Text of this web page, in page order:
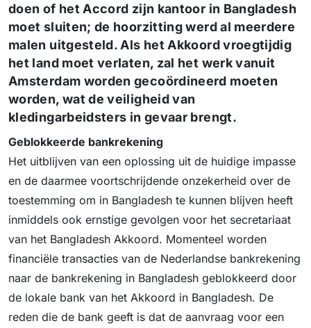
doen of het Accord zijn kantoor in Bangladesh
moet sluiten; de hoorzitting werd al meerdere
malen uitgesteld. Als het Akkoord vroegtijdig
het land moet verlaten, zal het werk vanuit
Amsterdam worden gecoördineerd moeten
worden, wat de veiligheid van
kledingarbeidsters in gevaar brengt.
Geblokkeerde bankrekening
Het uitblijven van een oplossing uit de huidige impasse
en de daarmee voortschrijdende onzekerheid over de
toestemming om in Bangladesh te kunnen blijven heeft
inmiddels ook ernstige gevolgen voor het secretariaat
van het Bangladesh Akkoord. Momenteel worden
financiële transacties van de Nederlandse bankrekening
naar de bankrekening in Bangladesh geblokkeerd door
de lokale bank van het Akkoord in Bangladesh. De
reden die de bank geeft is dat de aanvraag voor een